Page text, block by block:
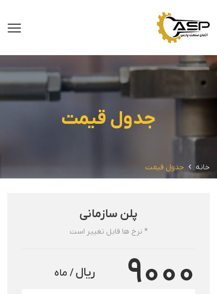
جدول قیمت
خانه جدول قیمت
پلن سازمانی
* نرخ ها قابل تغییر است
ریال 9000 / ماه